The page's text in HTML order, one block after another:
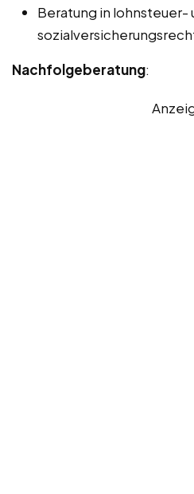
Beratung in lohnsteuer-
Nachfolgeberatung: